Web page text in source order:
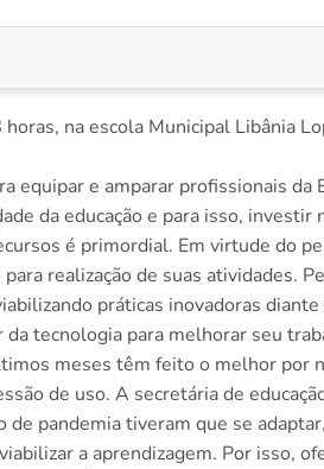
na escola Municipal Libânia
e amparar profissionais da
da educação e para isso, investir
é primordial. Em virtude do
realização de suas atividades.
práticas inovadoras
tecnologia para melhorar seu
meses têm feito o melhor por
de uso. A secretária de
pandemia tiveram que se
a aprendizagem. Por isso,